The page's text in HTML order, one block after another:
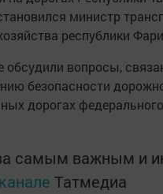
министр
республики
обсудили вопросы,
безопасности
дорогах
самым важным и
Татмедиа